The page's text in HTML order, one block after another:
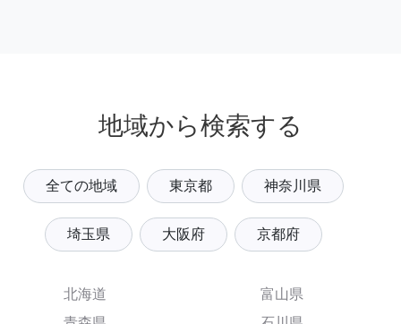
地域から検索する
全ての地域 東京都 神奈川県
埼玉県 大阪府 京都府
北海道
富山県